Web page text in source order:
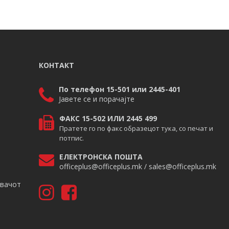
КОНТАКТ
По телефон 15-501 или 2445-401
Јавете се и порачајте
ФАКС 15-502 ИЛИ 2445 499
Пратете го по факс образецот тука, со печат и
потпис.
ЕЛЕКТРОНСКА ПОШТА
officeplus@officeplus.mk / sales@officeplus.mk